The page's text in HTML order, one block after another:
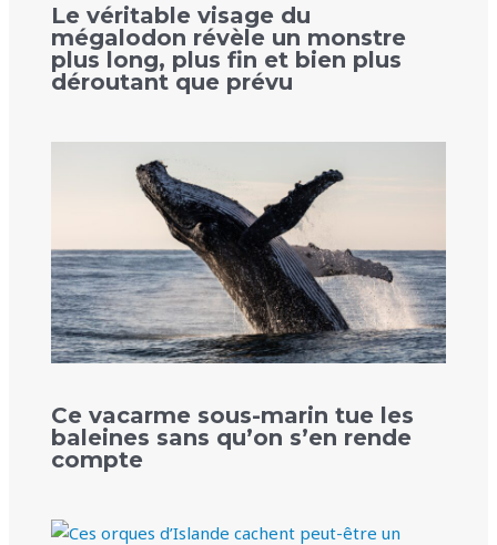
Le véritable visage du
mégalodon révèle un monstre
plus long, plus fin et bien plus
déroutant que prévu
Ce vacarme sous-marin tue les
baleines sans qu’on s’en rende
compte